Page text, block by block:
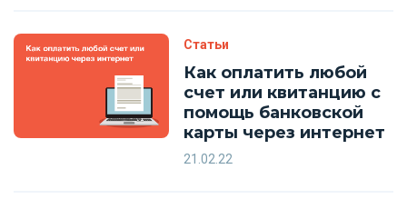
Статьи
Как оплатить любой
счет или квитанцию с
помощь банковской
карты через интернет
21.02.22